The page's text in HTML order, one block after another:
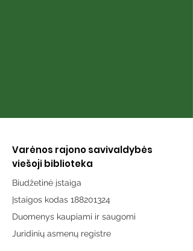
Varėnos rajono savivaldybės
viešoji biblioteka
Biudžetinė įstaiga
Įstaigos kodas 188201324
Duomenys kaupiami ir saugomi
Juridinių asmenų registre